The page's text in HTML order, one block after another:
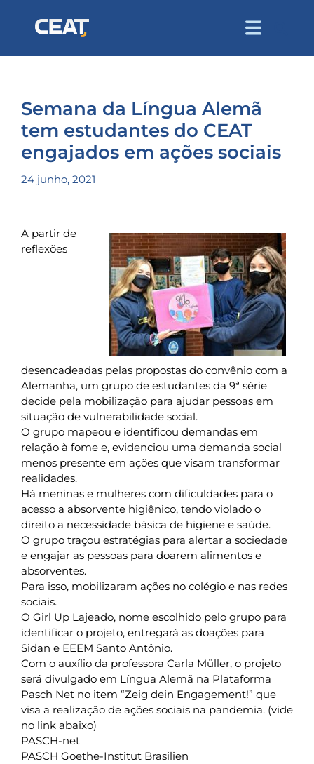
Semana da Língua Alemã
tem estudantes do CEAT
engajados em ações sociais
24 junho, 2021
A partir de
reflexões
desencadeadas pelas propostas do convênio com a
Alemanha, um grupo de estudantes da 9ª série
decide pela mobilização para ajudar pessoas em
situação de vulnerabilidade social.
O grupo mapeou e identificou demandas em
relação à fome e, evidenciou uma demanda social
menos presente em ações que visam transformar
realidades.
Há meninas e mulheres com dificuldades para o
acesso a absorvente higiênico, tendo violado o
direito a necessidade básica de higiene e saúde.
O grupo traçou estratégias para alertar a sociedade
e engajar as pessoas para doarem alimentos e
absorventes.
Para isso, mobilizaram ações no colégio e nas redes
sociais.
O Girl Up Lajeado, nome escolhido pelo grupo para
identificar o projeto, entregará as doações para
Sidan e EEEM Santo Antônio.
Com o auxílio da professora Carla Müller, o projeto
será divulgado em Língua Alemã na Plataforma
Pasch Net no item “Zeig dein Engagement!” que
visa a realização de ações sociais na pandemia. (vide
no link abaixo)
PASCH-net
PASCH Goethe-Institut Brasilien